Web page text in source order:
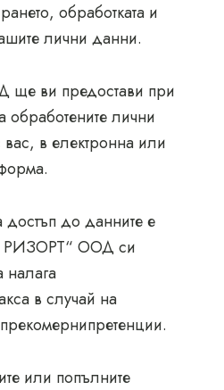
обработката и
лични данни.
ви предостави при
обработените лични
в електронна или
достъп до данните е
РИЗОРТ“ ООД си
налага
в случай на
или попълните